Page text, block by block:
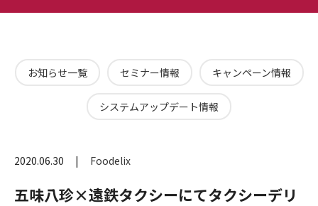
お知らせ一覧 セミナー情報 キャンペーン情報
システムアップデート情報
2020.06.30 Foodelix
五味八珍×遠鉄タクシーにてタクシーデリ